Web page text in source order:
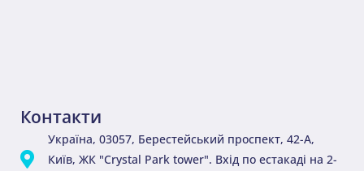
Контакти
Україна, 03057, Берестейський проспект, 42-А,
Київ, ЖК "Crystal Park tower". Вхід по естакаді на 2-